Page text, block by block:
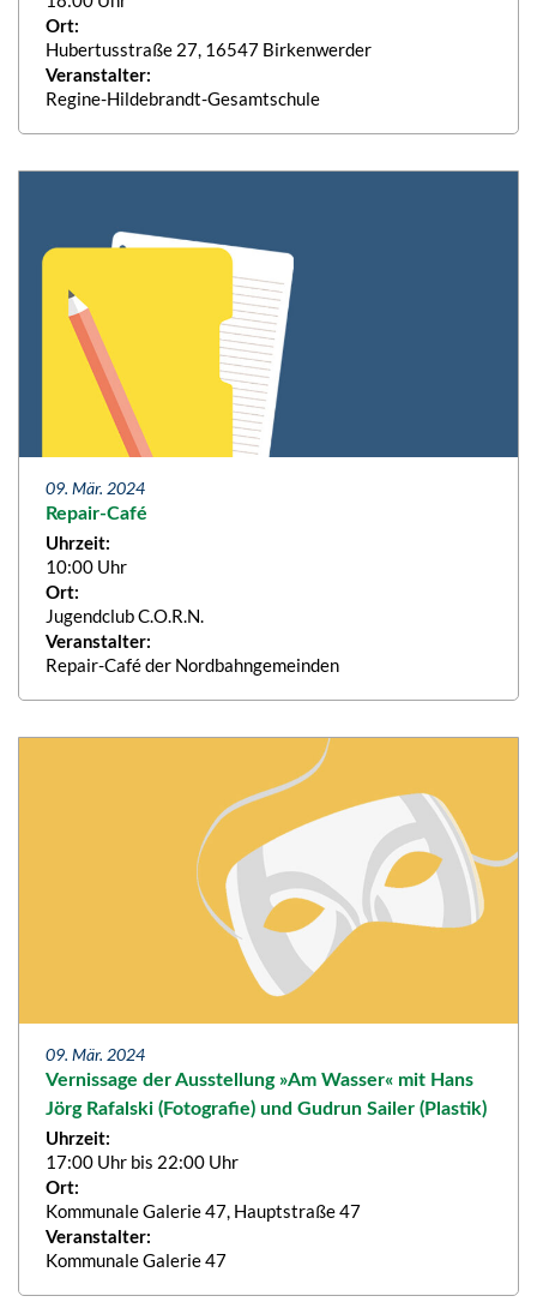
Ort:
Hubertusstraße 27, 16547 Birkenwerder
Veranstalter:
Regine-Hildebrandt-Gesamtschule
09. Mär. 2024
Repair-Café
Uhrzeit:
10:00 Uhr
Ort:
Jugendclub C.O.R.N.
Veranstalter:
Repair-Café der Nordbahngemeinden
09. Mär. 2024
Vernissage der Ausstellung »Am Wasser« mit Hans
Jörg Rafalski (Fotografie) und Gudrun Sailer (Plastik)
Uhrzeit:
17:00 Uhr bis 22:00 Uhr
Ort:
Kommunale Galerie 47, Hauptstraße 47
Veranstalter:
Kommunale Galerie 47